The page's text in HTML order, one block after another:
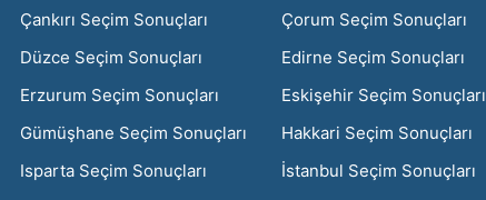
Çankırı Seçim Sonuçları
Çorum Seçim Sonuçları
Düzce Seçim Sonuçları
Edirne Seçim Sonuçları
Erzurum Seçim Sonuçları
Eskişehir Seçim Sonuçları
Gümüşhane Seçim Sonuçları
Hakkari Seçim Sonuçları
Isparta Seçim Sonuçları
İstanbul Seçim Sonuçları